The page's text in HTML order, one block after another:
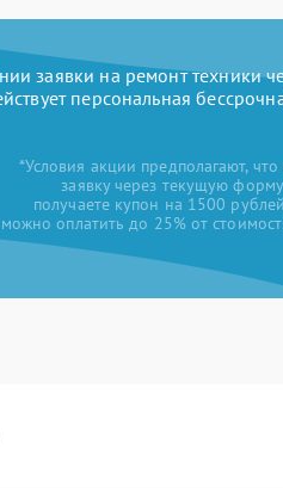
заявки на ремонт техники
персональная
*Условия акции предполагают, что
заявку через текущую
получаете купон на 1500
можно оплатить до 25% от